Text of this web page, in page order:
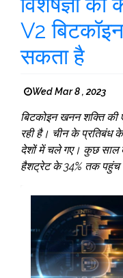
V2
सकता है
Wed Mar 8 , 2023
बिटकोइन खनन शक्ति की
रही है। चीन के प्रतिबंध
देशों में चले गए। कुछ साल
हैशट्रेट के 34% तक पहुंच